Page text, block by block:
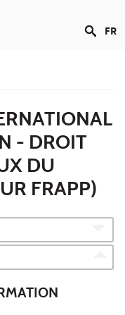
FR
- DROIT
DU
FRAPP)